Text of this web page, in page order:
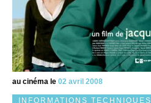
au cinéma le 02 avril 2008
INFORMATIONS TECHNIQUES